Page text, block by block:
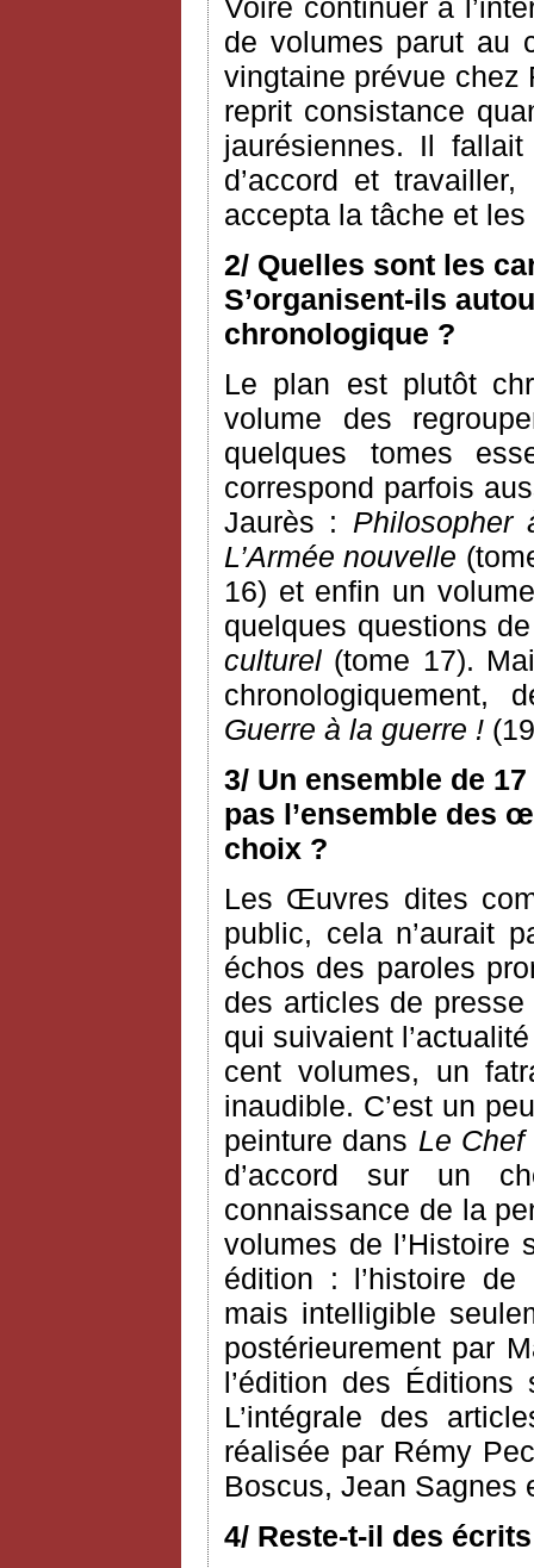
Voire continuer à
de volumes parut au
vingtaine prévue chez
reprit consistance
jaurésiennes. Il
d’accord et
accepta la tâche et
2/ Quelles sont les
S’organisent-ils
chronologique ?
Le plan est plutôt
volume des
quelques tomes
correspond parfois
Jaurès : Philosopher
L’Armée nouvelle
16) et enfin un
quelques questions
culturel (tome 17).
chronologiquement,
Guerre à la guerre !
3/ Un ensemble de
pas l’ensemble des
choix ?
Les Œuvres dites
public, cela n’aurait
échos des paroles
des articles de
qui suivaient
cent volumes, un
inaudible. C’est un
peinture dans Le
d’accord sur un
connaissance de la
volumes de l’Histoire
édition : l’histoire
mais intelligible
postérieurement par
l’édition des
L’intégrale des
réalisée par Rémy
Boscus, Jean Sagnes
4/ Reste-t-il des